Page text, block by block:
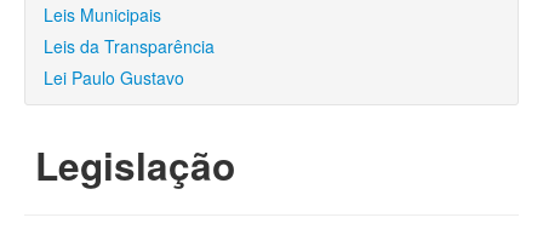
Funcionalismo
Licitações e Contratos
Convênios
Leis Municipais
Leis da Transparência
Lei Paulo Gustavo
Legislação